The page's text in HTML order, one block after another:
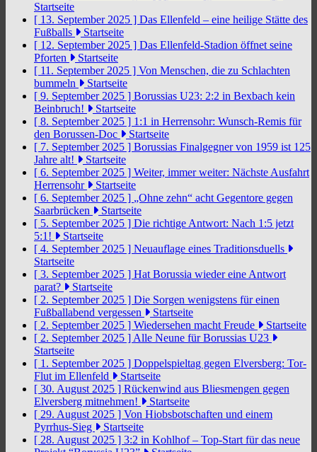
Startseite
[ 13. September 2025 ] Das Ellenfeld – eine heilige Stätte des
Fußballs
Startseite
[ 12. September 2025 ] Das Ellenfeld-Stadion öffnet seine
Pforten
Startseite
[ 11. September 2025 ] Von Menschen, die zu Schlachten
bummeln
Startseite
[ 9. September 2025 ] Borussias U23: 2:2 in Bexbach kein
Beinbruch!
Startseite
[ 8. September 2025 ] 1:1 in Herrensohr: Wunsch-Remis für
den Borussen-Doc
Startseite
[ 7. September 2025 ] Borussias Finalgegner von 1959 ist 125
Jahre alt!
Startseite
[ 6. September 2025 ] Weiter, immer weiter: Nächste Ausfahrt
Herrensohr
Startseite
[ 6. September 2025 ] „Ohne zehn“ acht Gegentore gegen
Saarbrücken
Startseite
[ 5. September 2025 ] Die richtige Antwort: Nach 1:5 jetzt
5:1!
Startseite
[ 4. September 2025 ] Neuauflage eines Traditionsduells
Startseite
[ 3. September 2025 ] Hat Borussia wieder eine Antwort
parat?
Startseite
[ 2. September 2025 ] Die Sorgen wenigstens für einen
Fußballabend vergessen
Startseite
[ 2. September 2025 ] Wiedersehen macht Freude
Startseite
[ 2. September 2025 ] Alle Neune für Borussias U23
Startseite
[ 1. September 2025 ] Doppelspieltag gegen Elversberg: Tor-
Flut im Ellenfeld
Startseite
[ 30. August 2025 ] Rückenwind aus Bliesmengen gegen
Elversberg mitnehmen!
Startseite
[ 29. August 2025 ] Von Hiobsbotschaften und einem
Pyrrhus-Sieg
Startseite
[ 28. August 2025 ] 3:2 in Kohlhof – Top-Start für das neue